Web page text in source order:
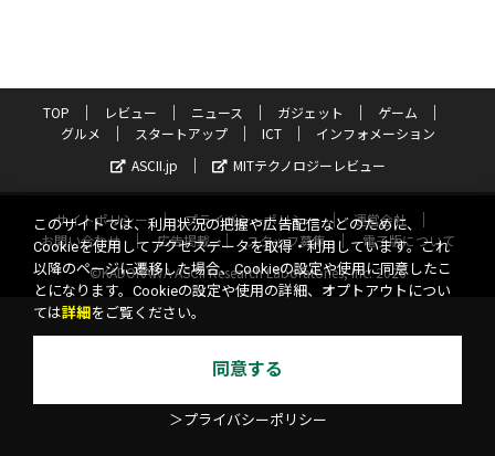
TOP レビュー ニュース ガジェット
ゲーム
グルメ
スタートアップ ICT
インフォメーション
ASCII.jp
MITテクノロジーレビュー
サイトポリシー プライバシーポリシー
運営会社
お問い合わせ
広告掲載 スタッフ募集
電子版について
©KADOKAWA ASCII Research Laboratories, Inc. 2026
このサイトでは、利用状況の把握や広告配信などのために、
Cookieを使用してアクセスデータを取得・利用しています。これ
以降のページに遷移した場合、Cookieの設定や使用に同意したこ
とになります。Cookieの設定や使用の詳細、オプトアウトについ
ては詳細 をご覧ください。
同意する
＞プライバシーポリシー